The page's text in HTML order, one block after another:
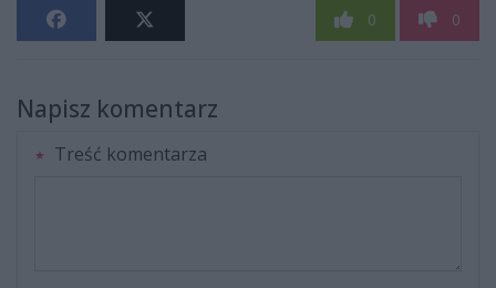
0 0
Napisz komentarz
Treść komentarza